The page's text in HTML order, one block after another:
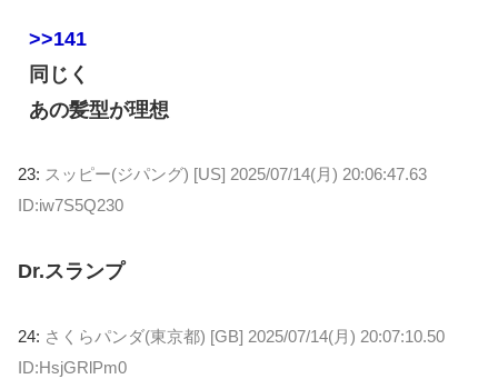
>>141
同じく
あの髪型が理想
23: スッピー(ジパング) [US] 2025/07/14(月) 20:06:47.63
ID:iw7S5Q230
Dr.スランプ
24: さくらパンダ(東京都) [GB] 2025/07/14(月) 20:07:10.50
ID:HsjGRlPm0